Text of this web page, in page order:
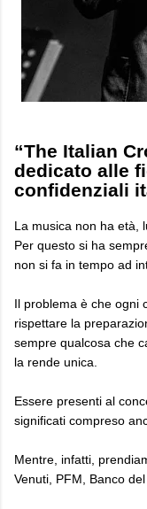
“The Italian
dedicato alle
confidenziali
La musica non ha età,
Per questo si ha
non si fa in tempo ad
Il problema è che ogni
rispettare la
sempre qualcosa che
la rende unica.
Essere presenti al
significati compreso
Mentre, infatti,
Venuti, PFM, Banco